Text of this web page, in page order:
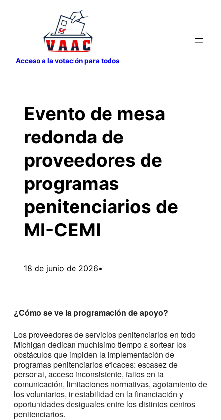
contenido
Acceso a la votación para todos
Evento de mesa
redonda de
proveedores de
programas
penitenciarios de
MI-CEMI
18 de junio de 2026•
¿Cómo se ve la programación de apoyo?
Los proveedores de servicios penitenciarios en todo
Michigan dedican muchísimo tiempo a sortear los
obstáculos que impiden la implementación de
programas penitenciarios eficaces: escasez de
personal, acceso inconsistente, fallos en la
comunicación, limitaciones normativas, agotamiento de
los voluntarios, inestabilidad en la financiación y
oportunidades desiguales entre los distintos centros
penitenciarios.